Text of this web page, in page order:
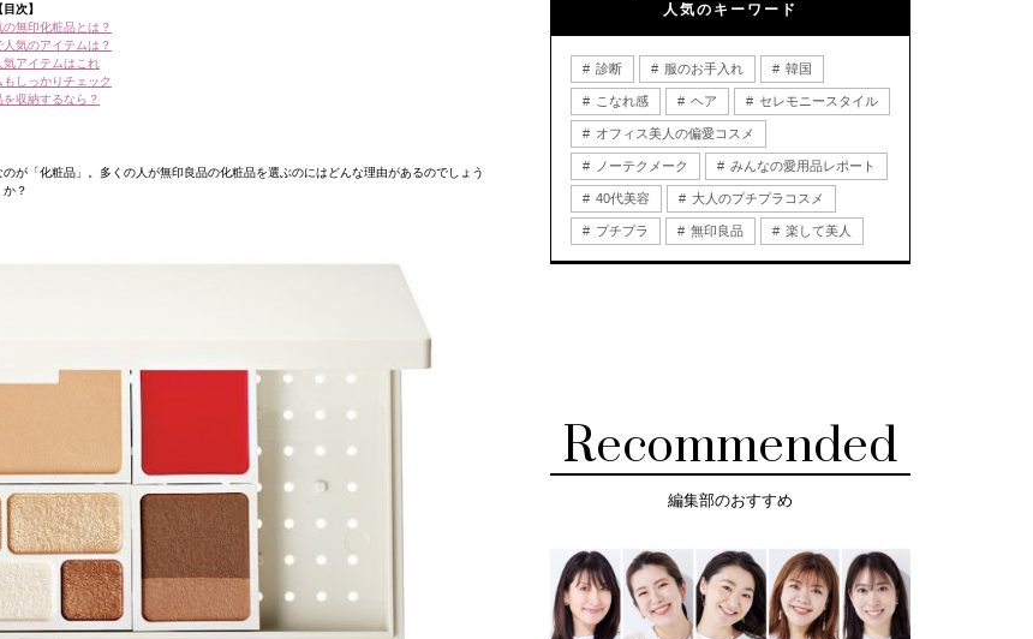
目次】
の無印化粧品とは？
人気のアイテムは？
気アイテムはこれ
しっかりチェック
収納するなら？
が「化粧品」。多くの人が無印良品の化粧品を選ぶのにはどんな理由があるのでしょう
か？
人気のキーワード
診断 服のお手入れ 韓国
こなれ感 ヘア セレモニースタイル
オフィス美人の偏愛コスメ
ノーテクメーク みんなの愛用品レポート
40代美容 大人のプチプラコスメ
プチプラ 無印良品 楽して美人
Recommended
編集部のおすすめ